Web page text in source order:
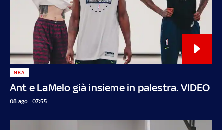
Ant e LaMelo già insieme in palestra. VIDEO
NBA
08 ago - 07:55